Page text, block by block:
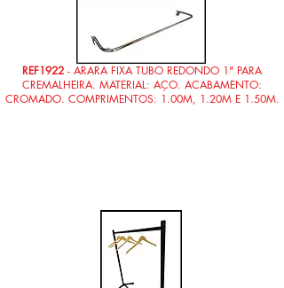
REF1922 - ARARA FIXA TUBO REDONDO 1" PARA
CREMALHEIRA. MATERIAL: AÇO. ACABAMENTO:
CROMADO. COMPRIMENTOS: 1.00M, 1.20M E 1.50M.